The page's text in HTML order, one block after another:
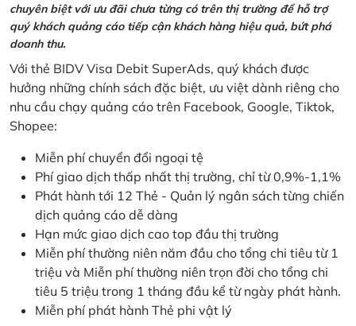
chuyên biệt với ưu đãi chưa từng có trên thị trường để hỗ trợ
quý khách quảng cáo tiếp cận khách hàng hiệu quả, bứt phá
doanh thu.
Với thẻ BIDV Visa Debit SuperAds, quý khách được
hưởng những chính sách đặc biệt, ưu việt dành riêng cho
nhu cầu chạy quảng cáo trên Facebook, Google, Tiktok,
Shopee:
Miễn phí chuyển đổi ngoại tệ
Phí giao dịch thấp nhất thị trường, chỉ từ 0,9%-1,1%
Phát hành tới 12 Thẻ - Quản lý ngân sách từng chiến
dịch quảng cáo dễ dàng
Hạn mức giao dịch cao top đầu thị trường
Miễn phí thường niên năm đầu cho tổng chi tiêu từ 1
triệu và Miễn phí thường niên trọn đời cho tổng chi
tiêu 5 triệu trong 1 tháng đầu kể từ ngày phát hành.
Miễn phí phát hành Thẻ phi vật lý